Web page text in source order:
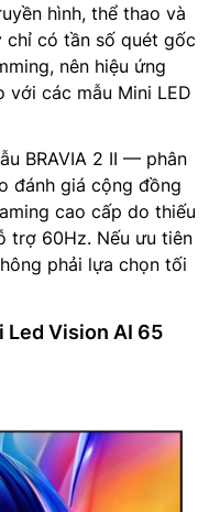
hình, thể thao và
chỉ có tần số quét gốc
nên hiệu ứng
với các mẫu Mini LED
BRAVIA 2 II — phân
đánh giá cộng đồng
cao cấp do thiếu
trợ 60Hz. Nếu ưu tiên
phải lựa chọn tối
Led Vision AI 65